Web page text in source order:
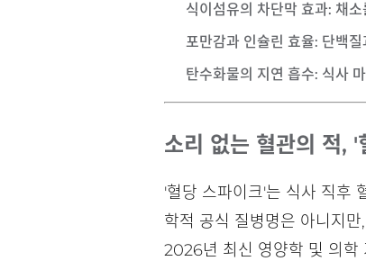
식이섬유의 차단막 효과: 채
포만감과 인슐린 효율: 단백
탄수화물의 지연 흡수: 식사
소리 없는 혈관의 적,
'혈당 스파이크'는 식사 직후
학적 공식 질병명은 아니지
2026년 최신 영양학 및 의학